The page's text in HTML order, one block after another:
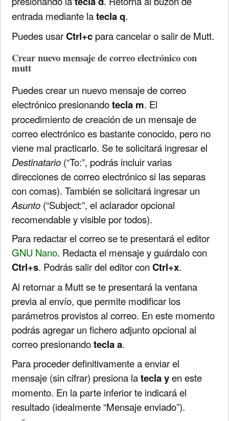
entrada mediante latecla q.
Puedes usarCtrl+c para cancelar o salir de Mutt.
Crear nuevo mensaje de correo electrónico con
mutt
Puedes crear un nuevo mensaje de correo
electrónico presionandotecla m. El
procedimiento de creación de un mensaje de
correo electrónico es bastante conocido, pero no
viene mal practicarlo. Se te solicitará ingresar el
Destinatario (“To:”, podrás incluir varias
direcciones de correo electrónico si las separas
con comas). También se solicitará ingresar un
Asunto (“Subject:”, el aclarador opcional
recomendable y visible por todos).
Para redactar el correo se te presentará el editor
GNU Nano. Redacta el mensaje y guárdalo con
Ctrl+s. Podrás salir del editor conCtrl+x.
Al retornar a Mutt se te presentará la ventana
previa al envío, que permite modificar los
parámetros provistos al correo. En este momento
podrás agregar un fichero adjunto opcional al
correo presionandotecla a.
Para proceder definitivamente a enviar el
mensaje (sin cifrar) presiona latecla yen este
momento. En la parte inferior te indicará el
resultado (idealmente “Mensaje enviado”).